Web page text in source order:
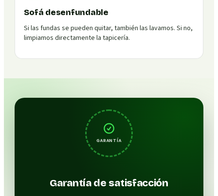
Sofá desenfundable
Si las fundas se pueden quitar, también las lavamos. Si no,
limpiamos directamente la tapicería.
GARANTÍA
Garantía de satisfacción